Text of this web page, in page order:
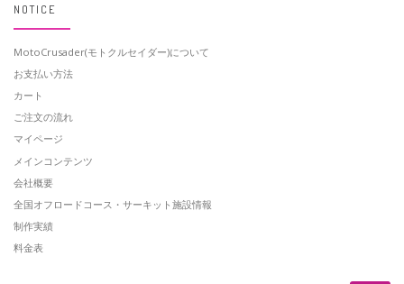
NOTICE
MotoCrusader(モトクルセイダー)について
お支払い方法
カート
ご注文の流れ
マイページ
メインコンテンツ
会社概要
全国オフロードコース・サーキット施設情報
制作実績
料金表